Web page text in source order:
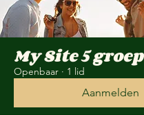
My Site 5 groep
Openbaar · 1 lid
Aanmelden